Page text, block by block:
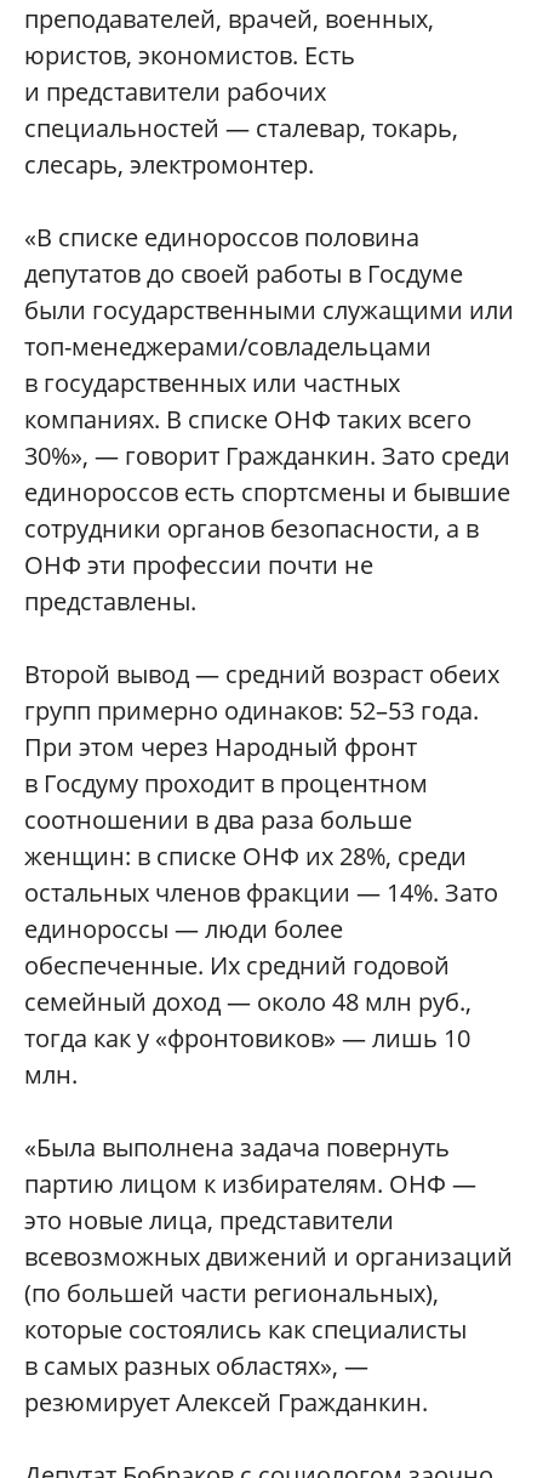
преподавателей, врачей, военных,
юристов, экономистов. Есть
и представители рабочих
специальностей — сталевар, токарь,
слесарь, электромонтер.
«В списке единороссов половина
депутатов до своей работы в Госдуме
были государственными служащими или
топ-менеджерами/совладельцами
в государственных или частных
компаниях. В списке ОНФ таких всего
30%», — говорит Гражданкин. Зато среди
единороссов есть спортсмены и бывшие
сотрудники органов безопасности, а в
ОНФ эти профессии почти не
представлены.
Второй вывод — средний возраст обеих
групп примерно одинаков: 52–53 года.
При этом через Народный фронт
в Госдуму проходит в процентном
соотношении в два раза больше
женщин: в списке ОНФ их 28%, среди
остальных членов фракции — 14%. Зато
единороссы — люди более
обеспеченные. Их средний годовой
семейный доход — около 48 млн руб.,
тогда как у «фронтовиков» — лишь 10
млн.
«Была выполнена задача повернуть
партию лицом к избирателям. ОНФ —
это новые лица, представители
всевозможных движений и организаций
(по большей части региональных),
которые состоялись как специалисты
в самых разных областях», —
резюмирует Алексей Гражданкин.